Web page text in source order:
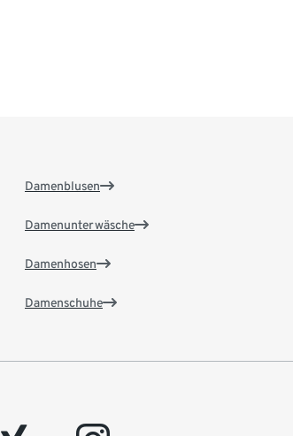
Damenblusen
Damenunterwäsche
Damenhosen
Damenschuhe